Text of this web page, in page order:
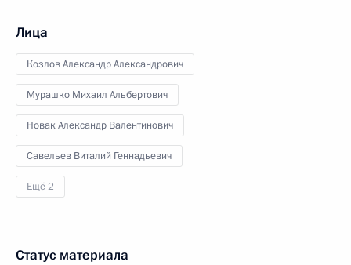
Лица
Козлов Александр Александрович
Мурашко Михаил Альбертович
Новак Александр Валентинович
Савельев Виталий Геннадьевич
Ещё 2
Статус материала